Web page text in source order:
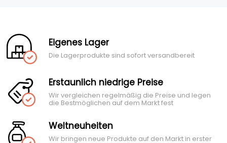
Eigenes Lager
Die Lagerprodukte sind sofort versandbereit
Erstaunlich niedrige Preise
Wir vergleichen regelmäßig die Preise und legen
die Bestmöglichen auf dem Markt fest
Weltneuheiten
Wir bringen neue Produkte auf den Markt in erster